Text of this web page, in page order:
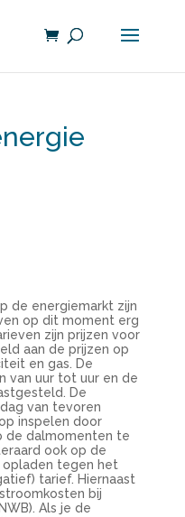
de energiemarkt zijn
op dit moment erg
zijn prijzen voor
aan de prijzen op
en gas. De
van uur tot uur en de
De
van tevoren
inspelen door
de dalmomenten te
ook op de
tegen het
tarief. Hiernaast
bij
Als je de